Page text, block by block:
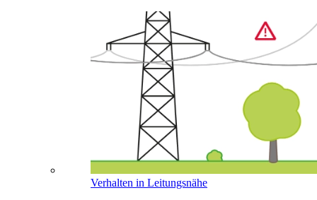
Verhalten in Leitungsnähe